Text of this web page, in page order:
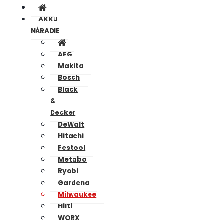
AKKU
NÁRADIE
AEG
Makita
Bosch
Black
&
Decker
DeWalt
Hitachi
Festool
Metabo
Ryobi
Gardena
Milwaukee
Hilti
WORX